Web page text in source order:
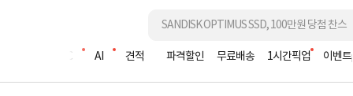
조립PC AI 견적 파격할인 무료배송 1시간픽업 이벤트